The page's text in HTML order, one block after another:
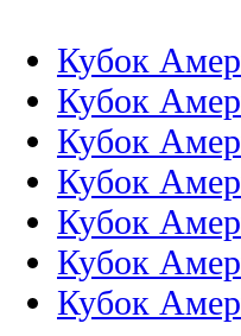
Кубок
Кубок
Кубок
Кубок
Кубок
Кубок
Кубок